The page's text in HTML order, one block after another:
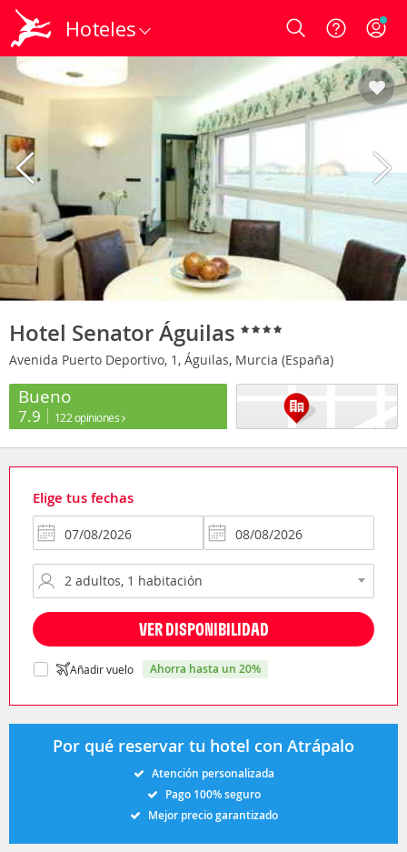
Hoteles Login
Hotel Senator Águilas
Avenida Puerto Deportivo, 1, Águilas, Murcia (España)
Bueno
7.9 122 opiniones
Elige tus fechas
VER DISPONIBILIDAD
Añadir vuelo ahorra hasta un 20%
Por qué reservar tu hotel con Atrápalo
Atención personalizada
Pago 100% seguro
Mejor precio garantizado